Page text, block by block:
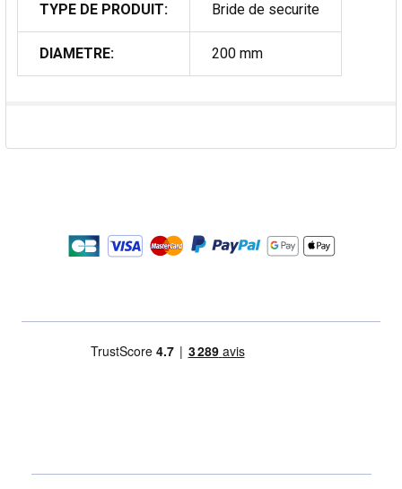
TYPE DE PRODUIT: Bride de securite
DIAMETRE: 200 mm